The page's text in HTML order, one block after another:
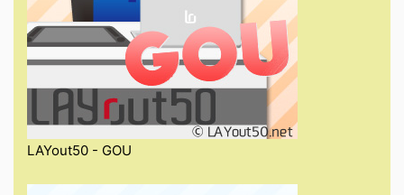
LAYout50 - GOU